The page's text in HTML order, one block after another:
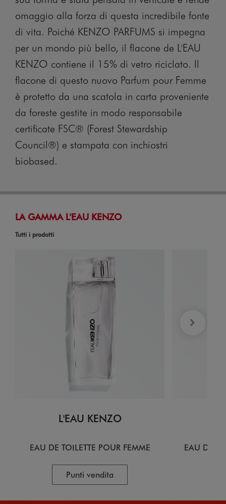
omaggio alla forza di questa incredibile fonte
di vita. Poiché KENZO PARFUMS si impegna
per un mondo più bello, il flacone de L'EAU
KENZO contiene il 15% di vetro riciclato. Il
flacone di questo nuovo Parfum pour Femme
è protetto da una scatola in carta proveniente
da foreste gestite in modo responsabile
certificate FSC® (Forest Stewardship
Council®) e stampata con inchiostri
biobased.
LA GAMMA L'EAU KENZO
Tutti i prodotti
L'EAU KENZO
EAU DE TOILETTE POUR FEMME
Punti vendita
EAU DE